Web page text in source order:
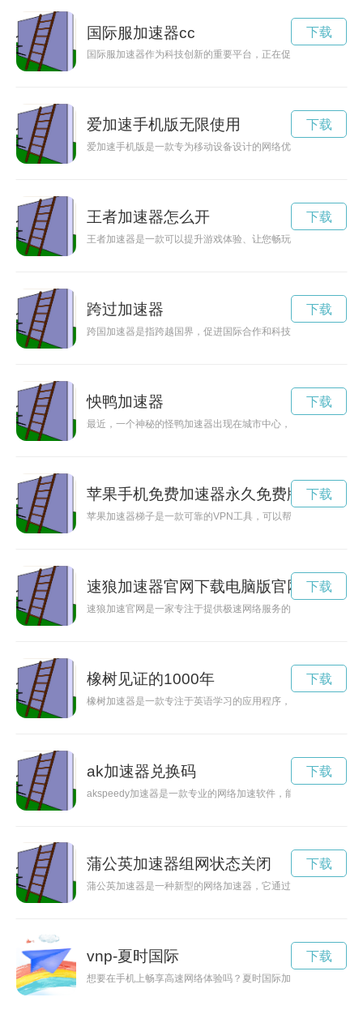
国际服加速器cc
国际服加速器作为科技创新的重要平台，正在促进各国在技术
下载
爱加速手机版无限使用
爱加速手机版是一款专为移动设备设计的网络优化工具，能够
下载
王者加速器怎么开
王者加速器是一款可以提升游戏体验、让您畅玩游戏的神器。
下载
跨过加速器
跨国加速器是指跨越国界，促进国际合作和科技创新的平台。
下载
怏鸭加速器
最近，一个神秘的怪鸭加速器出现在城市中心，引起了人们的
下载
苹果手机免费加速器永久免费版
苹果加速器梯子是一款可靠的VPN工具，可以帮助用户加速网
下载
速狼加速器官网下载电脑版官网
速狼加速官网是一家专注于提供极速网络服务的网站，通过其
下载
橡树见证的1000年
橡树加速器是一款专注于英语学习的应用程序，通过个性化学
下载
ak加速器兑换码
akspeedy加速器是一款专业的网络加速软件，能够帮助用户更
下载
蒲公英加速器组网状态关闭
蒲公英加速器是一种新型的网络加速器，它通过特殊的技术手
下载
vnp-夏时国际
想要在手机上畅享高速网络体验吗？夏时国际加速器提供iOS
下载